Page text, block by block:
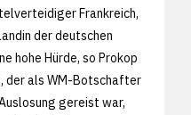
Frankreich,
der deutschen
hohe Hürde, so Prokop
der als WM-Botschafter
gereist war,